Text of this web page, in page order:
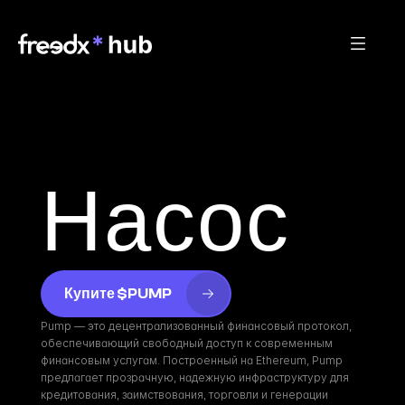
Насос
Купите $PUMP
Pump — это децентрализованный финансовый протокол,
обеспечивающий свободный доступ к современным
финансовым услугам. Построенный на Ethereum, Pump
предлагает прозрачную, надежную инфраструктуру для
кредитования, заимствования, торговли и генерации